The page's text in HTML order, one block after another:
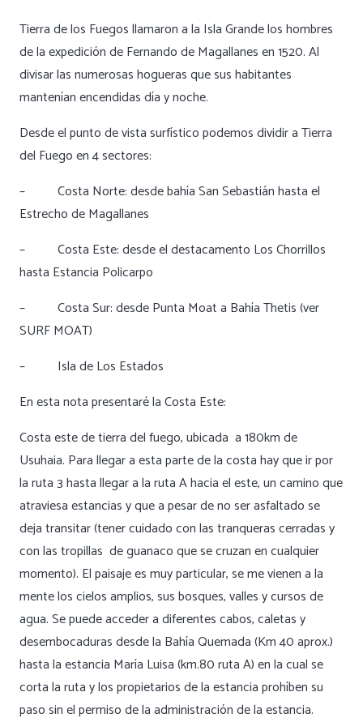
Tierra de los Fuegos llamaron a la Isla Grande los hombres
de la expedición de Fernando de Magallanes en 1520. Al
divisar las numerosas hogueras que sus habitantes
mantenían encendidas día y noche.
Desde el punto de vista surfístico podemos dividir a Tierra
del Fuego en 4 sectores:
– Costa Norte: desde bahía San Sebastián hasta el
Estrecho de Magallanes
– Costa Este: desde el destacamento Los Chorrillos
hasta Estancia Policarpo
– Costa Sur: desde Punta Moat a Bahía Thetis (ver
SURF MOAT)
– Isla de Los Estados
En esta nota presentaré la Costa Este:
Costa este de tierra del fuego, ubicada a 180km de
Usuhaia. Para llegar a esta parte de la costa hay que ir por
la ruta 3 hasta llegar a la ruta A hacia el este, un camino que
atraviesa estancias y que a pesar de no ser asfaltado se
deja transitar (tener cuidado con las tranqueras cerradas y
con las tropillas de guanaco que se cruzan en cualquier
momento). El paisaje es muy particular, se me vienen a la
mente los cielos amplios, sus bosques, valles y cursos de
agua. Se puede acceder a diferentes cabos, caletas y
desembocaduras desde la Bahía Quemada (Km 40 aprox.)
hasta la estancia María Luisa (km.80 ruta A) en la cual se
corta la ruta y los propietarios de la estancia prohíben su
paso sin el permiso de la administración de la estancia.